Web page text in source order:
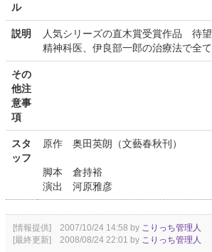
ル
説明
人気シリーズの直木賞受賞作品 待望
精神科医、伊良部一郎の治療法で全
その
他注
意事
項
スタ
ッフ
原作 奥田英朗（文藝春秋刊）
脚本 倉持裕
演出 河原雅彦
[情報提供] 2007/10/24 14:58 by こりっち管理人
[最終更新] 2008/08/24 22:01 by こりっち管理人